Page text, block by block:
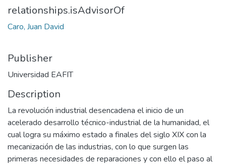
relationships.isAdvisorOf
Caro, Juan David
Publisher
Universidad EAFIT
Description
La revolución industrial desencadena el inicio de un
acelerado desarrollo técnico-industrial de la humanidad, el
cual logra su máximo estado a finales del siglo XIX con la
mecanización de las industrias, con lo que surgen las
primeras necesidades de reparaciones y con ello el paso al